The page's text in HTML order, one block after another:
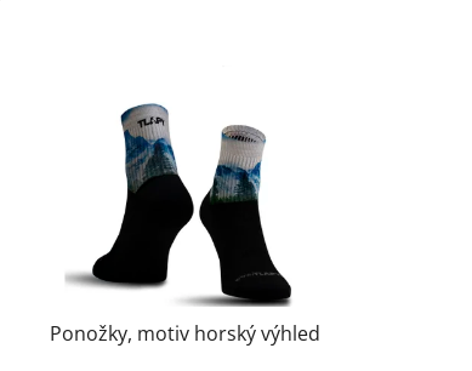
Ponožky, motiv horský výhled